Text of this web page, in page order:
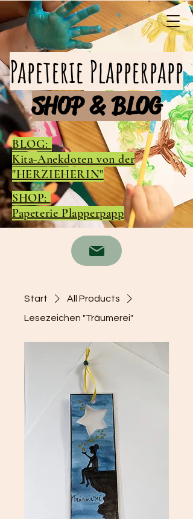
Papeterie Plapperpapp
SHOP & BLOG
BLOG:
Kita-Anekdoten von der
"HERZIEHERIN"
SHOP:
Papeterie Plapperpapp
Start
All Products
Lesezeichen "Träumerei"